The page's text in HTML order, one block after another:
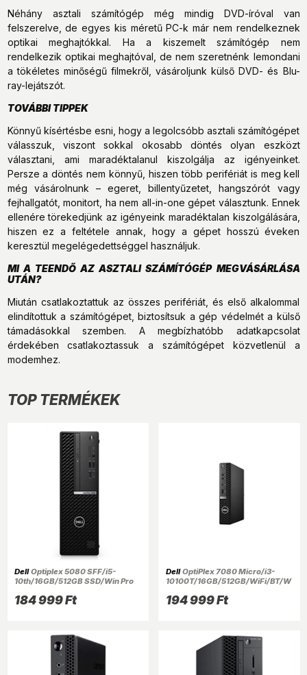
Néhány asztali számítógép még mindig DVD-íróval van
felszerelve, de egyes kis méretű PC-k már nem rendelkeznek
optikai meghajtókkal. Ha a kiszemelt számítógép nem
rendelkezik optikai meghajtóval, de nem szeretnénk lemondani
a tökéletes minőségű filmekről, vásároljunk külső DVD- és Blu-
ray-lejátszót.
TOVÁBBI TIPPEK
Könnyű kísértésbe esni, hogy a legolcsóbb asztali számítógépet
válasszuk, viszont sokkal okosabb döntés olyan eszközt
választani, ami maradéktalanul kiszolgálja az igényeinket.
Persze a döntés nem könnyű, hiszen több perifériát is meg kell
még vásárolnunk – egeret, billentyűzetet, hangszórót vagy
fejhallgatót, monitort, ha nem all-in-one gépet választunk. Ennek
ellenére törekedjünk az igényeink maradéktalan kiszolgálására,
hiszen ez a feltétele annak, hogy a gépet hosszú éveken
keresztül megelégedettséggel használjuk.
MI A TEENDŐ AZ ASZTALI SZÁMÍTÓGÉP MEGVÁSÁRLÁSA
UTÁN?
Miután csatlakoztattuk az összes perifériát, és első alkalommal
elindítottuk a számítógépet, biztosítsuk a gép védelmét a külső
támadásokkal szemben. A megbízhatóbb adatkapcsolat
érdekében csatlakoztassuk a számítógépet közvetlenül a
modemhez.
TOP TERMÉKEK
Dell Optiplex 5080 SFF/i5-
10th/16GB/512GB SSD/Win Pro
(Használt A+,felújított)
184 999 Ft
DellOptiPlex 7080 Micro/i3-
10100T/16GB/512GB/WiFi/BT/W
számítógép
194 999 Ft